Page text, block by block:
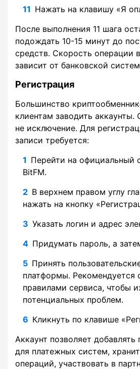
Нажать на клавишу «Я
После выполнения 11 шага
подождать 10-15 минут до
средств. Скорость операции
зависит от банковской
Регистрация
Большинство
клиентам заводить
не исключение. Для
записи требуется:
Перейти на официальный
BitFM.
В верхнем правом углу
нажать на кнопку
Указать логин и адрес
Придумать пароль, а
Принять
платформы. Рекомендуется
правилами сервиса, чтобы
потенциальных проблем.
Кликнуть по клавише
Аккаунт позволяет добавлять
для платежных систем,
операций, участвовать в